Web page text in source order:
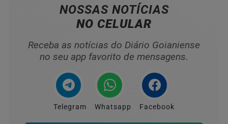
NOSSAS NOTÍCIAS
NO CELULAR
Receba as notícias do Diário Goianiense
no seu app favorito de mensagens.
Telegram Whatsapp Facebook